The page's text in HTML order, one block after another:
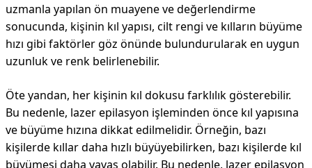
uzmanla yapılan ön muayene ve değerlendirme
sonucunda, kişinin kıl yapısı, cilt rengi ve kılların büyüme
hızı gibi faktörler göz önünde bulundurularak en uygun
uzunluk ve renk belirlenebilir.
Öte yandan, her kişinin kıl dokusu farklılık gösterebilir.
Bu nedenle, lazer epilasyon işleminden önce kıl yapısına
ve büyüme hızına dikkat edilmelidir. Örneğin, bazı
kişilerde kıllar daha hızlı büyüyebilirken, bazı kişilerde kıl
büyümesi daha yavaş olabilir. Bu nedenle, lazer epilasyon